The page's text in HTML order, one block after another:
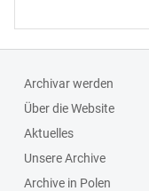
Archivar werden
Über die Website
Aktuelles
Unsere Archive
Archive in Polen